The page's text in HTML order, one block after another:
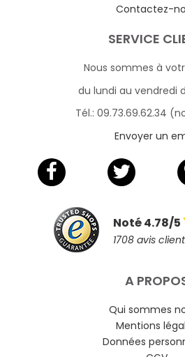
Contactez-
SERVICE
Nous sommes à
du lundi au vendredi
Tél.: 09.73.69.62.34
Envoyer un
Noté 4.78/5
1708 avis
A
Qui sommes
Mentions
Données